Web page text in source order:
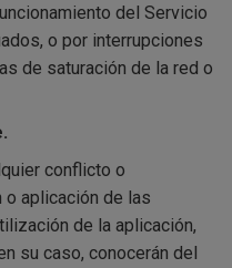
del Servicio
o por interrupciones
de saturación de la red o
conflicto o
o aplicación de las
de la aplicación,
su caso, conocerán del